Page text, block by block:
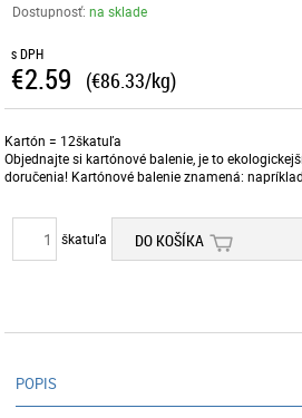
Dostupnosť:na sklade
s DPH
€2.59 (€86.33/kg)
Kartón = 12škatuľa
Objednajte si kartónové balenie, je to
doručenia! Kartónové balenie znamená:
škatuľa DO KOŠÍKA
POPIS